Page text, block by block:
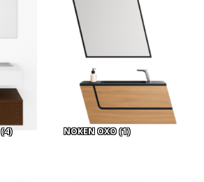
(4) NOKEN OXO(1)